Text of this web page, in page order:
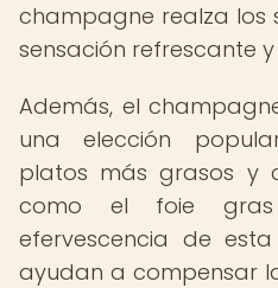
champagne realza los
sensación refrescante
Además, el
una elección
platos más grasos y
como el foie
efervescencia de
ayudan a compensar